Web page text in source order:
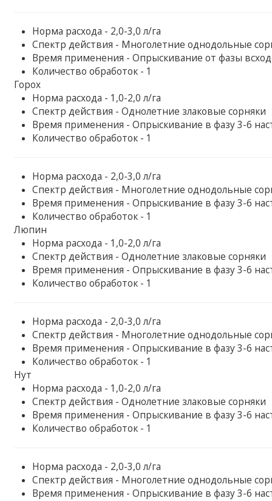
Норма расхода - 2,0-3,0 л/га
Спектр действия - Многолетние однодольные
Время применения - Опрыскивание от фазы
Количество обработок - 1
Горох
Норма расхода - 1,0-2,0 л/га
Спектр действия - Однолетние злаковые сорняки
Время применения - Опрыскивание в фазу 3-6
Количество обработок - 1
Норма расхода - 2,0-3,0 л/га
Спектр действия - Многолетние однодольные
Время применения - Опрыскивание в фазу 3-6
Количество обработок - 1
Люпин
Норма расхода - 1,0-2,0 л/га
Спектр действия - Однолетние злаковые сорняки
Время применения - Опрыскивание в фазу 3-6
Количество обработок - 1
Норма расхода - 2,0-3,0 л/га
Спектр действия - Многолетние однодольные
Время применения - Опрыскивание в фазу 3-6
Количество обработок - 1
Нут
Норма расхода - 1,0-2,0 л/га
Спектр действия - Однолетние злаковые сорняки
Время применения - Опрыскивание в фазу 3-6
Количество обработок - 1
Норма расхода - 2,0-3,0 л/га
Спектр действия - Многолетние однодольные
Время применения - Опрыскивание в фазу 3-6